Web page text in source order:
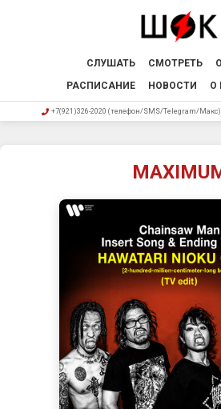
СЛУШАТЬ СМОТРЕТЬ
РАСПИСАНИЕ
НОВОСТИ О
+7(921)326-2020 (телефон/SMS/Telegram/Макс)